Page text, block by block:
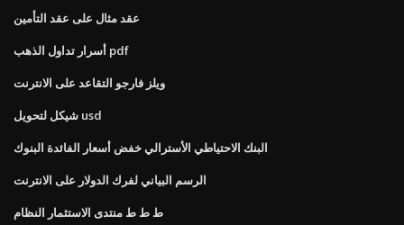
عقد مثال على عقد التأمين
أسرار تداول الذهب pdf
ويلز فارجو التقاعد على الانترنت
شيكل لتحويل usd
البنك الاحتياطي الأسترالي خفض أسعار الفائدة البنوك
الرسم البياني لفرك الدولار على الانترنت
ط ط ط منتدى الاستثمار النظام